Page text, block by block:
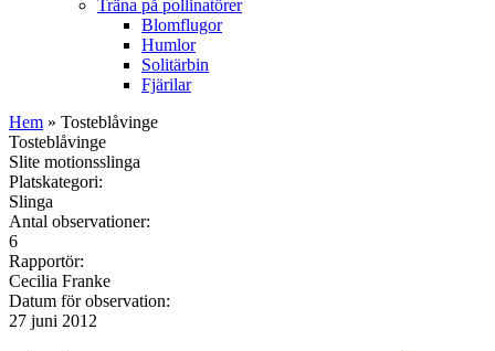
Träna på pollinatörer
Blomflugor
Humlor
Solitärbin
Fjärilar
Hem » Tosteblåvinge
Tosteblåvinge
Slite motionsslinga
Platskategori:
Slinga
Antal observationer:
6
Rapportör:
Cecilia Franke
Datum för observation:
27 juni 2012